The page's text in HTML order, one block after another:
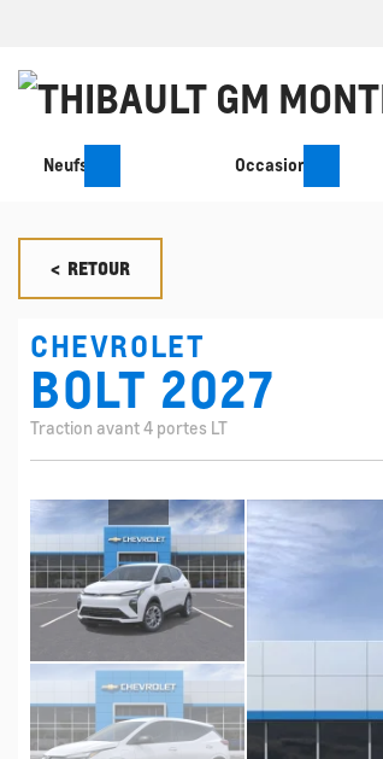
Neufs Occasion
< RETOUR
CHEVROLET
BOLT 2027
Traction avant 4 portes LT